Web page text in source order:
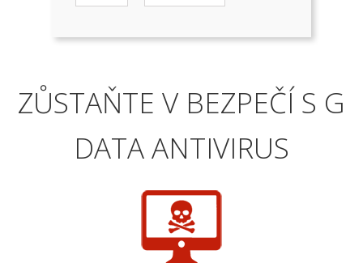
ZŮSTAŇTE V BEZPEČÍ S G
DATAANTIVIRUS